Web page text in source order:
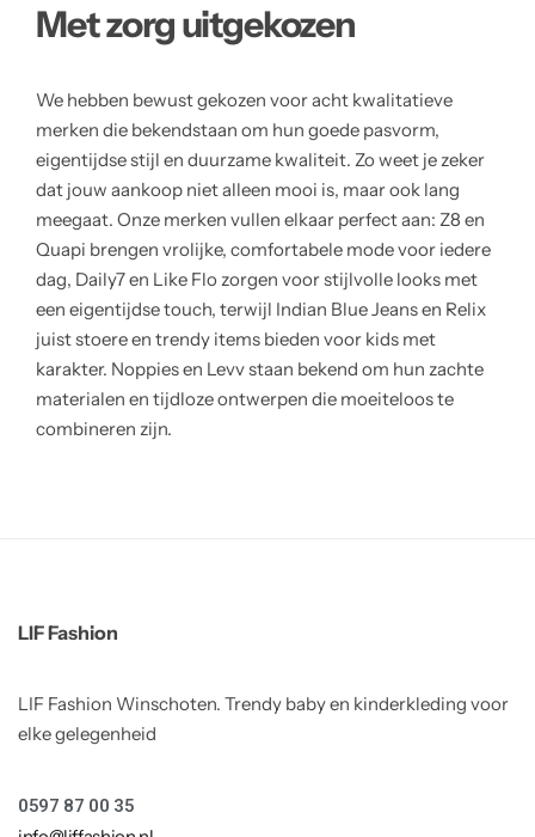
Met zorg uitgekozen
We hebben bewust gekozen voor acht kwalitatieve
merken die bekendstaan om hun goede pasvorm,
eigentijdse stijl en duurzame kwaliteit. Zo weet je zeker
dat jouw aankoop niet alleen mooi is, maar ook lang
meegaat. Onze merken vullen elkaar perfect aan: Z8 en
Quapi brengen vrolijke, comfortabele mode voor iedere
dag, Daily7 en Like Flo zorgen voor stijlvolle looks met
een eigentijdse touch, terwijl Indian Blue Jeans en Relix
juist stoere en trendy items bieden voor kids met
karakter. Noppies en Levv staan bekend om hun zachte
materialen en tijdloze ontwerpen die moeiteloos te
combineren zijn.
LIF Fashion
LIF Fashion Winschoten. Trendy baby en kinderkleding voor
elke gelegenheid
0597 87 00 35